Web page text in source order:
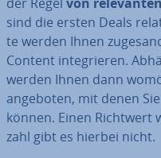
sind die ersten Deals
te werden Ihnen
Content in­te­grie­ren.
werden Ihnen dann
angeboten, mit denen
können. Einen Richtwert
zahl gibt es hierbei nicht.